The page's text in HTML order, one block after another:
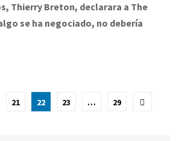
Thierry Breton, declarara a The
se ha negociado, no debería
21 22 23 … 29